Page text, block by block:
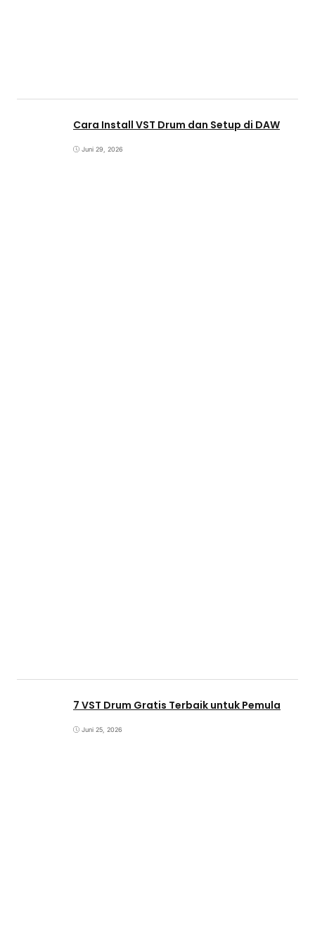
Cara Install VST Drum dan Setup di DAW
Juni 29, 2026
7 VST Drum Gratis Terbaik untuk Pemula
Juni 25, 2026